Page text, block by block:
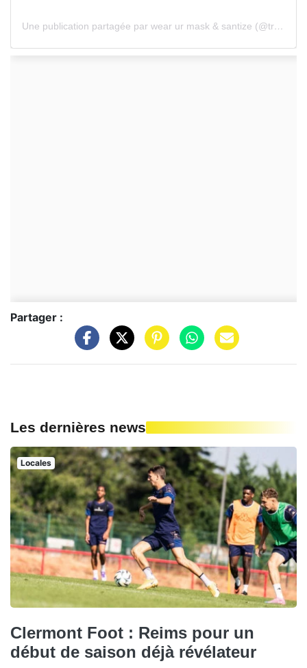
Une publication partagée par wear ur mask & santize (@trinidad_is_not_a_real_place__)
Partager :
Les dernières news
Locales
Clermont Foot : Reims pour un
début de saison déjà révélateur